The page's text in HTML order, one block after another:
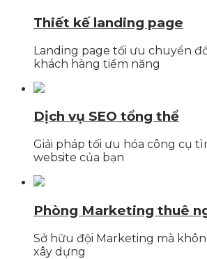
Thiết kế landing page
Landing page tối ưu chuyển
khách hàng tiềm năng
Dịch vụ SEO tổng thể
Giải pháp tối ưu hóa công cụ
website của bạn
Phòng Marketing thuê
Sở hữu đội Marketing mà
xây dựng